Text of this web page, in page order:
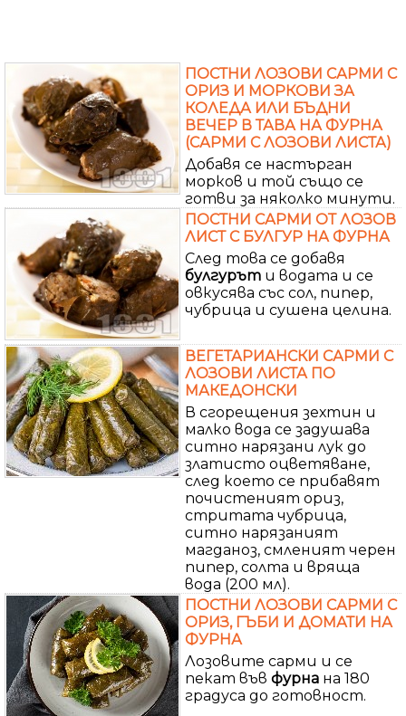
ПОСТНИ ЛОЗОВИ САРМИ С
ОРИЗ И МОРКОВИ ЗА
КОЛЕДА ИЛИ БЪДНИ
ВЕЧЕР В ТАВА НА ФУРНА
(САРМИ С ЛОЗОВИ ЛИСТА)
Добавя се настърган
морков и той също се
готви за няколко минути.
ПОСТНИ САРМИ ОТ ЛОЗОВ
ЛИСТ С БУЛГУР НА ФУРНА
След това се добавя
булгурът и водата и се
овкусява със сол, пипер,
чубрица и сушена целина.
ВЕГЕТАРИАНСКИ САРМИ С
ЛОЗОВИ ЛИСТА ПО
МАКЕДОНСКИ
В сгорещения зехтин и
малко вода се задушава
ситно нарязани лук до
златисто оцветяване,
след което се прибавят
почистеният ориз,
стритата чубрица,
ситно нарязаният
магданоз, смленият черен
пипер, солта и вряща
вода (200 мл).
ПОСТНИ ЛОЗОВИ САРМИ С
ОРИЗ, ГЪБИ И ДОМАТИ НА
ФУРНА
Лозовите сарми и се
пекат във фурна на 180
градуса до готовност.